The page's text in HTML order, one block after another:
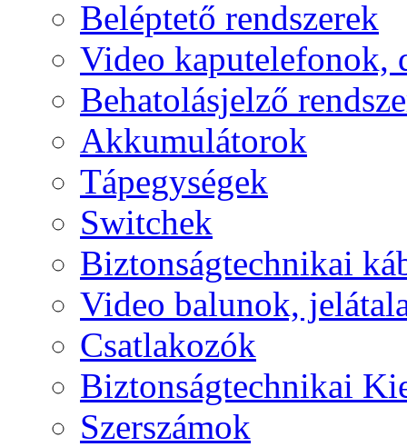
Beléptető rendszerek
Video kaputelefonok,
Behatolásjelző
Akkumulátorok
Tápegységek
Switchek
Biztonságtechnikai
Video balunok,
Csatlakozók
Biztonságtechnikai
Szerszámok